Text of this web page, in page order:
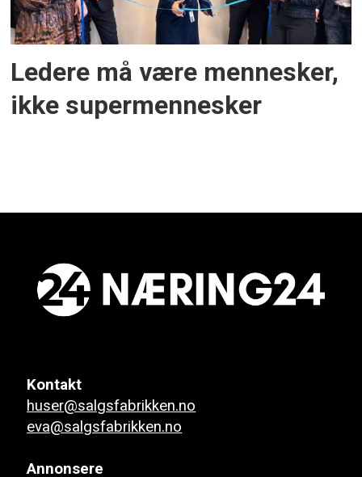
Ledere må være mennesker,
ikke supermennesker
Kontakt
huser@salgsfabrikken.no
eva@salgsfabrikken.no
Annonsere